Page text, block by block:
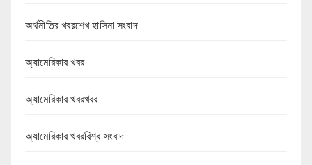
অর্থনীতির খবরশেখ হাসিনা সংবাদ
অ্যামেরিকার খবর
অ্যামেরিকার খবরখবর
অ্যামেরিকার খবরবিশ্ব সংবাদ